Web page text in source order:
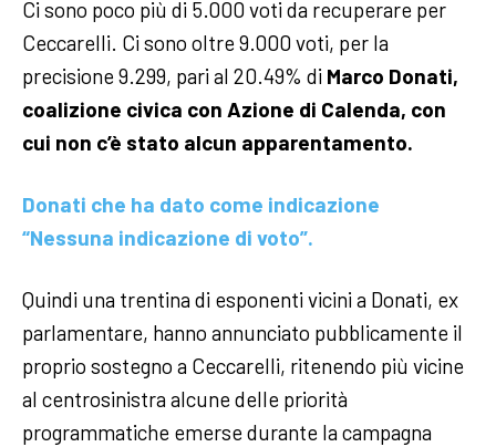
Ci sono poco più di 5.000 voti da recuperare per
Ceccarelli. Ci sono oltre 9.000 voti, per la
precisione 9.299, pari al 20.49% di Marco Donati,
coalizione civica con Azione di Calenda, con
cui non c’è stato alcun apparentamento.
Donati che ha dato come indicazione
“Nessuna indicazione di voto”.
Quindi una trentina di esponenti vicini a Donati, ex
parlamentare, hanno annunciato pubblicamente il
proprio sostegno a Ceccarelli, ritenendo più vicine
al centrosinistra alcune delle priorità
programmatiche emerse durante la campagna